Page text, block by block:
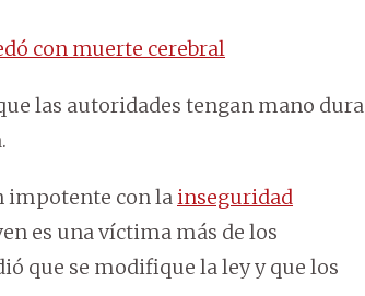
con muerte cerebral
las autoridades tengan mano dura
impotente con lainseguridad
es una víctima más de los
que se modifique la ley y que los